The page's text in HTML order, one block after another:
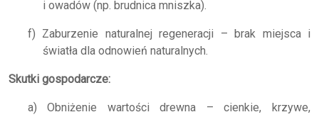
i owadów (np. brudnica mniszka).
f) Zaburzenie naturalnej regeneracji – brak miejsca i
światła dla odnowień naturalnych.
Skutki gospodarcze:
a) Obniżenie wartości drewna – cienkie, krzywe,